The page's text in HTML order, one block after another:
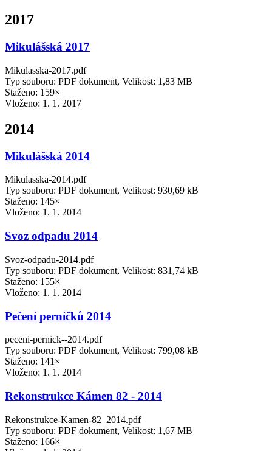
2017
Mikulášská 2017
Mikulasska-2017.pdf
Typ souboru: PDF dokument, Velikost: 1,83 MB
Staženo: 159×
Vloženo: 1. 1. 2017
2014
Mikulášská 2014
Mikulasska-2014.pdf
Typ souboru: PDF dokument, Velikost: 930,69 kB
Staženo: 145×
Vloženo: 1. 1. 2014
Svoz odpadu 2014
Svoz-odpadu-2014.pdf
Typ souboru: PDF dokument, Velikost: 831,74 kB
Staženo: 155×
Vloženo: 1. 1. 2014
Pečení perníčků 2014
peceni-pernick--2014.pdf
Typ souboru: PDF dokument, Velikost: 799,08 kB
Staženo: 141×
Vloženo: 1. 1. 2014
Rekonstrukce Kámen 82 - 2014
Rekonstrukce-Kamen-82_2014.pdf
Typ souboru: PDF dokument, Velikost: 1,67 MB
Staženo: 166×